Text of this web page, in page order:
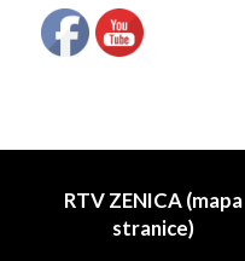
RTV ZENICA (mapa
stranice)